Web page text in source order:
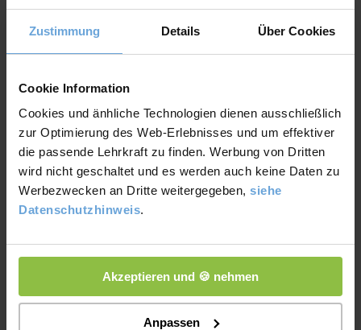
Zustimmung Details Über Cookies
Cookie Information
Cookies und änhliche Technologien dienen ausschließlich
zur Optimierung des Web-Erlebnisses und um effektiver
die passende Lehrkraft zu finden. Werbung von Dritten
wird nicht geschaltet und es werden auch keine Daten zu
Werbezwecken an Dritte weitergegeben, siehe
Datenschutzhinweis.
Akzeptieren und 🍪 nehmen
Anpassen
Die alkoholische Gärung ist ein natürlicher Prozess, bei
dem Zucker zu Alkohol und Kohlenstoffdioxid wird.
Hefen spielen dabei die Hauptrolle, weil sie den Zucker
Brot, Bier und Wein, sondern auch für die Herstellung von
Biokraftstoffen.